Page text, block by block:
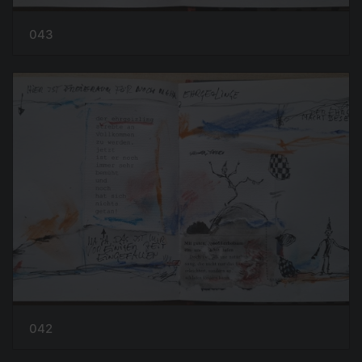
043
042